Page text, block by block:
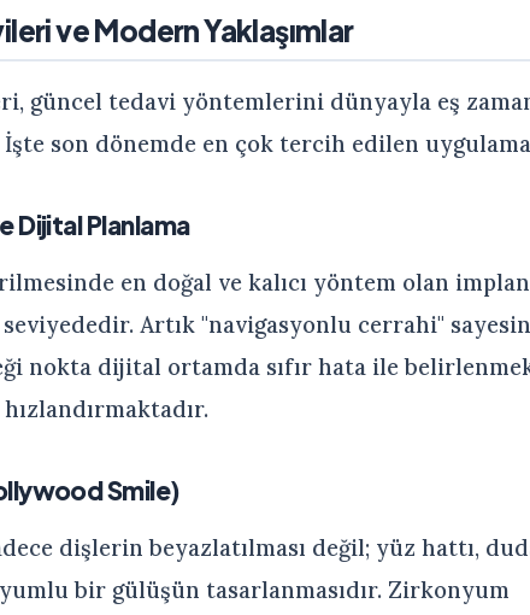
ve Modern Yaklaşımlar
güncel tedavi yöntemlerini dünyayla eş
son dönemde en çok tercih edilen
Dijital Planlama
en doğal ve kalıcı yöntem olan
Artık "navigasyonlu cerrahi"
nokta dijital ortamda sıfır hata ile
Smile)
dişlerin beyazlatılması değil; yüz hattı,
bir gülüşün tasarlanmasıdır. Zirkonyum